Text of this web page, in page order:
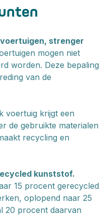
strenger
mogen niet
worden. Deze bepaling
van de
voertuig krijgt een
de gebruikte materialen
recycling en
kunststof.
15 procent gerecycled
oplopend naar 25
20 procent daarvan